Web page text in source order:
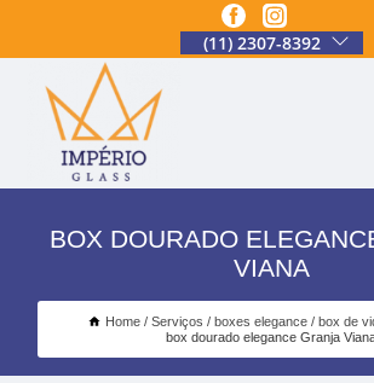
(11) 2307-8392
BOX DOURADO
VIANA
Home Serviços boxes elegance
box de
box dourado elegance Granja